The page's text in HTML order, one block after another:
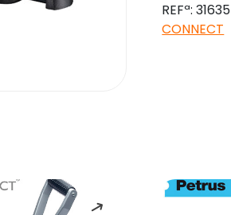
kf02153
azul
REFª:31635
CONNECT